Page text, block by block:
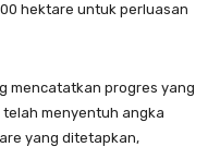
hektare untuk perluasan
mencatatkan progres yang
menyentuh angka
yang ditetapkan,